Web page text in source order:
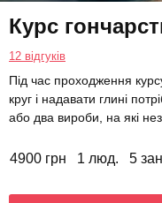
Курс
12 відгуків
Під час проходження
круг і надавати глині
або два вироби, на які
4900 грн 1 люд. 5